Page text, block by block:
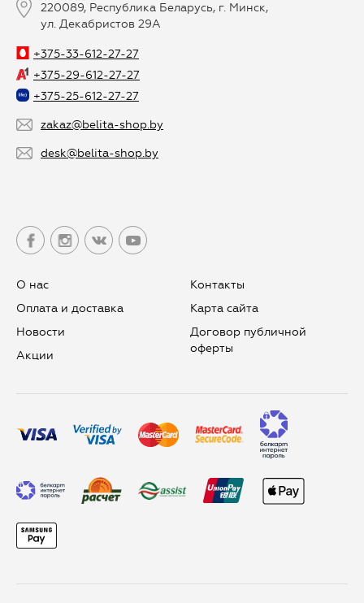
220089, Республика Беларусь, г. Минск,
ул. Декабристов 29А
+375-33-612-27-27
+375-29-612-27-27
+375-25-612-27-27
zakaz@belita-shop.by
desk@belita-shop.by
О нас
Оплата и доставка
Новости
Aкции
Контакты
Карта сайта
Договор публичной
оферты